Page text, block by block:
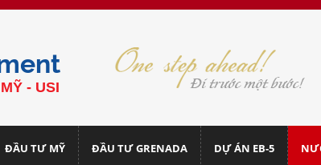
- USI
ĐẦU TƯ MỸ ĐẦU TƯ GRENADA DỰ ÁN EB-5